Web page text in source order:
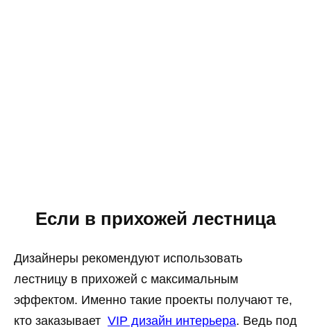
Если в прихожей лестница
Дизайнеры рекомендуют использовать
лестницу в прихожей с максимальным
эффектом. Именно такие проекты получают те,
кто заказывает VIP дизайн интерьера. Ведь под